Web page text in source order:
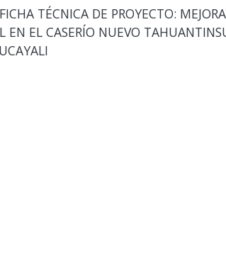
TÉCNICA DE PROYECTO:
EN EL CASERÍO NUEVO